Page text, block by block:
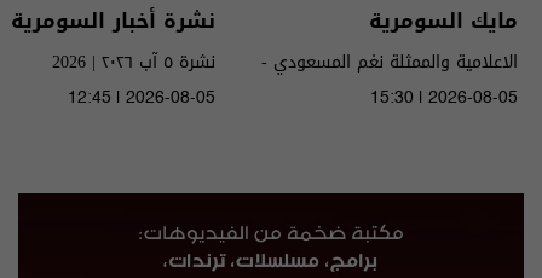
مايك السومرية
الاعلامية والممثلة نغم المسعودي -
15:30 | 2026-08-05
نشرة أخبار السومرية
نشرة ٥ آب ٢٠٢٦ | 2026
12:45 | 2026-08-05